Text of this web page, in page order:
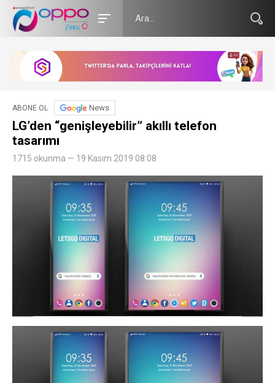
ABONE OL News
LG’den “genişleyebilir” akıllı telefon
tasarımı
1715 okunma — 19 Kasım 2019 08:08